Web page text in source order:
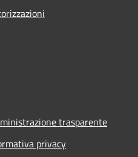
trasparente
privacy